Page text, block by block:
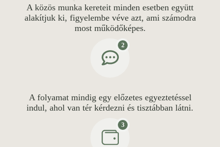
A közös munka kereteit minden esetben együtt
alakítjuk ki, figyelembe véve azt, ami számodra
most működőképes.
2
A folyamat mindig egy előzetes egyeztetéssel
indul, ahol van tér kérdezni és tisztábban látni.
3